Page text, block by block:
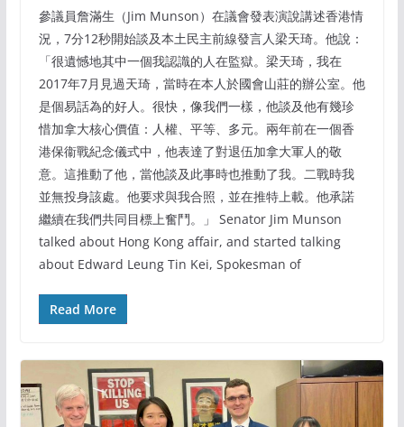
參議員詹滿生（Jim Munson）在議會發表演說講述香港情
況，7分12秒開始談及本土民主前線發言人梁天琦。他說：
「很遺憾地其中一個我認識的人在監獄。梁天琦，我在
2017年7月見過天琦，當時在本人於國會山莊的辦公室。他
是個易話為的好人。很快，像我們一樣，他談及他有幾珍
惜加拿大核心價值：人權、平等、多元。兩年前在一個香
港保衞戰紀念儀式中，他表達了對退伍加拿大軍人的敬
意。這推動了他，當他談及此事時也推動了我。二戰時我
並無投身該處。他要求與我合照，並在推特上載。他承諾
繼續在我們共同目標上奮鬥。」 Senator Jim Munson
talked about Hong Kong affair, and started talking
about Edward Leung Tin Kei, Spokesman of
Read More